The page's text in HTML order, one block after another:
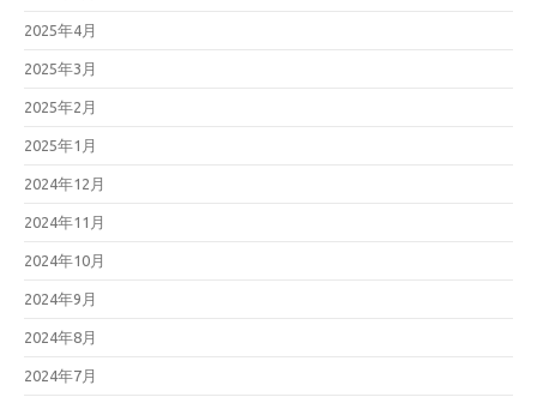
2025年4月
2025年3月
2025年2月
2025年1月
2024年12月
2024年11月
2024年10月
2024年9月
2024年8月
2024年7月